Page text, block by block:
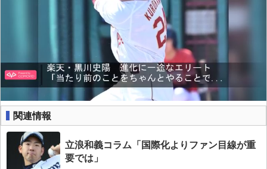
関連情報
立浪和義コラム「国際化よりファン目線が重
要では」